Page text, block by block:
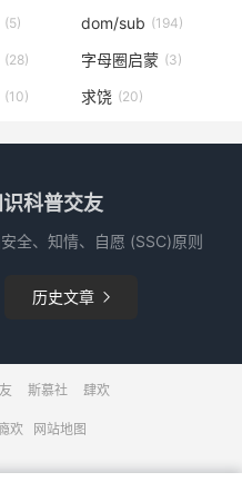
(5) dom/sub (194)
(28) 字母圈启蒙 (3)
(10) 求饶 (20)
科普交友
全、知情、自愿 (SSC)原则
历史文章 
斯慕社 肆欢
欢 网站地图